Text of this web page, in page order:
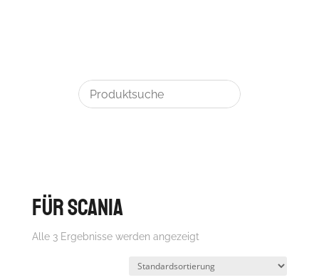
für Scania
Alle 3 Ergebnisse werden angezeigt